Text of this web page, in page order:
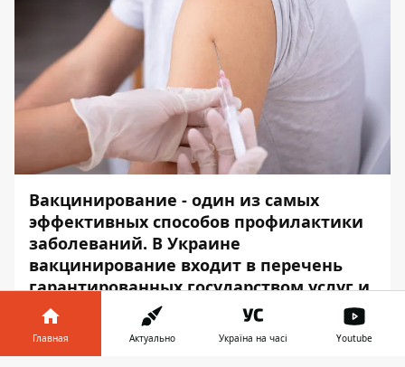
Вакцинирование - один из самых
эффективных способов профилактики
заболеваний. В Украине
вакцинирование входит в перечень
гарантированных государством услуг и
является обязательным. Исключение -
только, если прививка
противопоказана по состоянию
Главная Актуально Україна на часі Youtube